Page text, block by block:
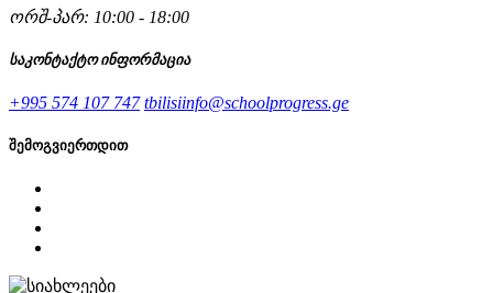
ორშ-პარ: 10:00 - 18:00
საკონტაქტო ინფორმაცია
+995 574 107 747 tbilisiinfo@schoolprogress.ge
შემოგვიერთდით